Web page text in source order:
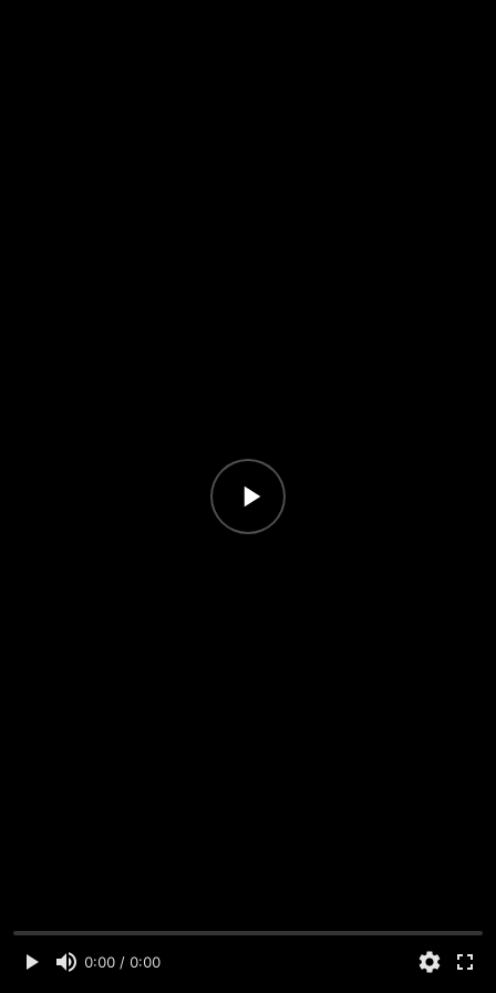
0:00 / 0:00